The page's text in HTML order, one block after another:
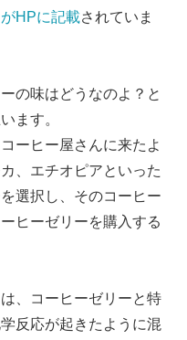
HPに記載されていま
の味はどうなのよ？と
ます。
ーヒー屋さんに来たよ
、エチオピアといった
選択し、そのコーヒー
ヒーゼリーを購入する
、コーヒーゼリーと特
反応が起きたように混